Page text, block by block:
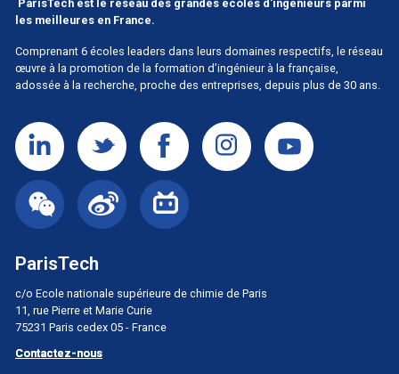
ParisTech est le réseau des grandes écoles d'ingénieurs parmi
les meilleures en France.
Comprenant 6 écoles leaders dans leurs domaines respectifs, le réseau
œuvre à la promotion de la formation d’ingénieur à la française,
adossée à la recherche, proche des entreprises, depuis plus de 30 ans.
ParisTech
c/o Ecole nationale supérieure de chimie de Paris
11, rue Pierre et Marie Curie
75231 Paris cedex 05 - France
Contactez-nous